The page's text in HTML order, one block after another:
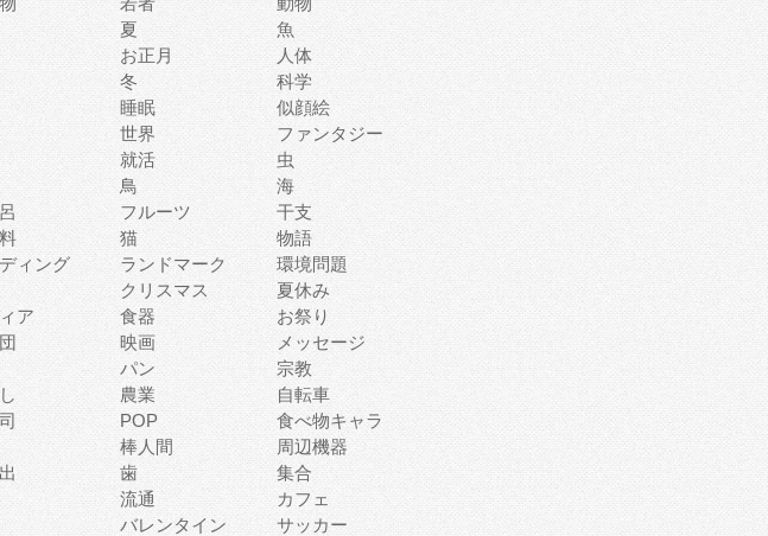
夏
魚
お正月
人体
冬
科学
睡眠
似顔絵
世界
ファンタジー
就活
虫
鳥
海
フルーツ
干支
猫
物語
ィング ランドマーク
環境問題
クリスマス
夏休み
ア 食器
お祭り
映画
メッセージ
パン
宗教
農業
自転車
POP
食べ物キャラ
棒人間
周辺機器
歯
集合
流通
カフェ
バレンタイン
サッカー